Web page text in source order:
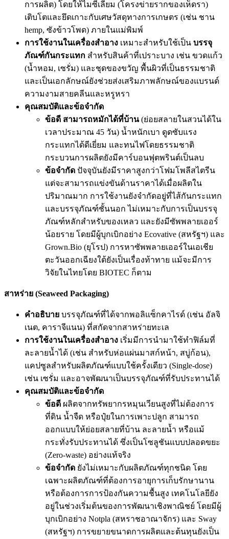
การผลิต) โดยให้ไมซีเลียม (โครงข่ายรากของเห็ดรา)
เติบโตและยึดเกาะกับเศษวัสดุทางการเกษตร (เช่น ชาน
hemp, ซังข้าวโพด) ภายในแม่พิมพ์
การใช้งานในเครื่องสำอาง เหมาะสำหรับใช้เป็น บรรจุ
ภัณฑ์กันกระแทก สำหรับสินค้าที่เปราะบาง เช่น ขวดแก้ว
(น้ำหอม, เซรั่ม) และชุดของขวัญ พื้นผิวที่เป็นธรรมชาติ
และเป็นเอกลักษณ์ยังช่วยส่งเสริมภาพลักษณ์ของแบรนด์
ความงามสายคลีนและหรูหรา
คุณสมบัติและข้อจำกัด
ข้อดี สามารถหมักได้ที่บ้าน(ย่อยสลายในสวนได้ใน
เวลาประมาณ 45 วัน) น้ำหนักเบา ดูดซับแรง
กระแทกได้ดีเยี่ยม และทนไฟโดยธรรมชาติ
กระบวนการผลิตยังมีคาร์บอนฟุตพรินต์เป็นลบ
ข้อจำกัด ปัจจุบันยังมีราคาสูงกว่าโฟมโพลีสไตรีน
แต่จะสามารถแข่งขันด้านราคาได้เมื่อผลิตใน
ปริมาณมาก การใช้งานยังจำกัดอยู่ที่ไส้กันกระแทก
และบรรจุภัณฑ์ชั้นนอก ไม่เหมาะกับการเป็นบรรจุ
ภัณฑ์หลักสำหรับของเหลว และยังมีซัพพลายเออร์
น้อยราย โดยมีผู้บุกเบิกอย่าง Ecovative (สหรัฐฯ) และ
Grown.Bio (ยุโรป) การหาซัพพลายเออร์ในเอเชีย
ตะวันออกเฉียงใต้ยังเป็นเรื่องท้าทาย แม้จะมีการ
วิจัยในไทยโดย BIOTEC ก็ตาม
สาหร่าย (Seaweed Packaging)
คำอธิบาย บรรจุภัณฑ์ที่ได้จากพอลิแซ็กคาไรด์ (เช่น อัลจิ
เนต, คาราจีแนน) ที่สกัดจากสาหร่ายทะเล
การใช้งานในเครื่องสำอาง เริ่มมีการนำมาใช้ทำฟิล์มที่
ละลายน้ำได้ (เช่น สำหรับห่อแผ่นมาสก์หน้า, สบู่ก้อน),
แคปซูลสำหรับผลิตภัณฑ์แบบใช้ครั้งเดียว (Single-dose)
เช่น เซรั่ม และอาจพัฒนาเป็นบรรจุภัณฑ์ที่รับประทานได้
คุณสมบัติและข้อจำกัด
ข้อดี ผลิตจากทรัพยากรหมุนเวียนสูงที่ไม่ต้องการ
ที่ดิน น้ำจืด หรือปุ๋ยในการเพาะปลูก สามารถ
ออกแบบให้ย่อยสลายที่บ้าน ละลายน้ำ หรือแม้
กระทั่งรับประทานได้ ซึ่งเป็นโซลูชันแบบปลอดขยะ
(Zero-waste) อย่างแท้จริง
ข้อจำกัด ยังไม่เหมาะกับผลิตภัณฑ์ทุกชนิด โดย
เฉพาะผลิตภัณฑ์ที่ต้องการอายุการเก็บรักษานาน
หรือต้องการการป้องกันความชื้นสูง เทคโนโลยียัง
อยู่ในช่วงเริ่มต้นของการพัฒนาเชิงพาณิชย์ โดยมีผู้
บุกเบิกอย่าง Notpla (สหราชอาณาจักร) และ Sway
(สหรัฐฯ) การขยายขนาดการผลิตและต้นทุนยังเป็น